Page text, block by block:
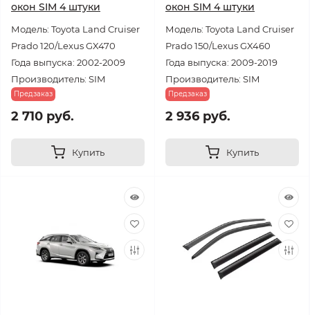
окон SIM 4 штуки
Модель: Toyota Land Cruiser
Prado 120/Lexus GX470
Года выпуска: 2002-2009
Производитель: SIM
Предзаказ
2 710 руб.
Купить
окон SIM 4 штуки
Модель: Toyota Land Cruiser
Prado 150/Lexus GX460
Года выпуска: 2009-2019
Производитель: SIM
Предзаказ
2 936 руб.
Купить